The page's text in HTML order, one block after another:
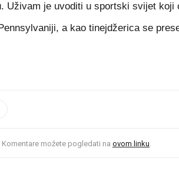
Uživam je uvoditi u sportski svijet koji
a kao tinejdžerica se
Komentare možete pogledati na ovom linku.